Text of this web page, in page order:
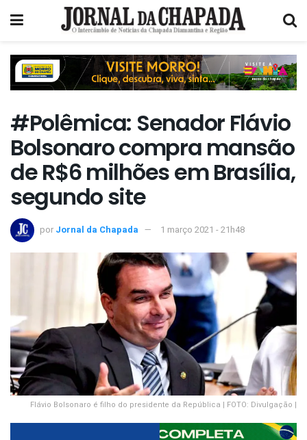
#Polêmica: Senador Flávio
Bolsonaro compra mansão
de R$6 milhões em Brasília,
segundo site
por Jornal da Chapada 1 março 2021 - 21h48
Flávio Bolsonaro é filho do presidente da República | FOTO: Divulgação |